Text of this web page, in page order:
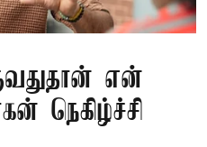
என்
நெகிழ்ச்சி